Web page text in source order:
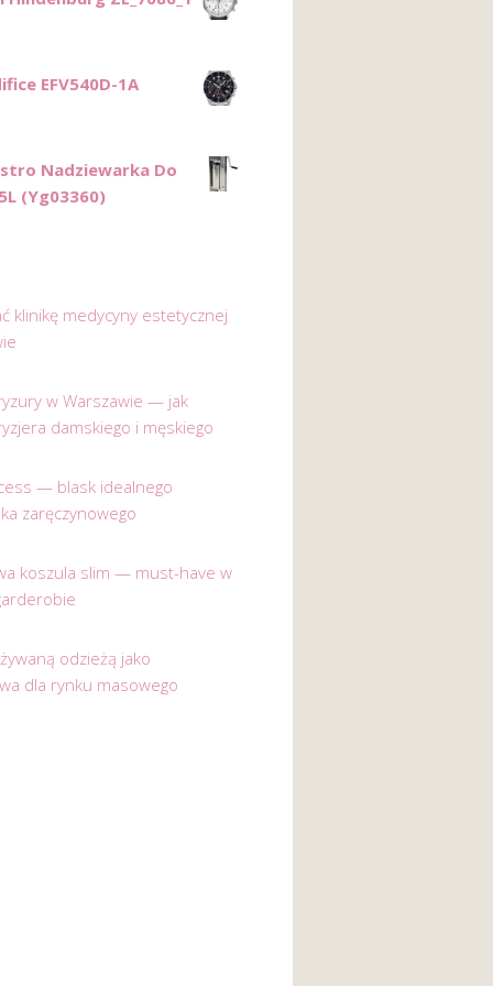
EFV540D-1A
Nadziewarka Do
(Yg03360)
klinikę medycyny estetycznej
w Warszawie — jak
damskiego i męskiego
— blask idealnego
zaręczynowego
koszula slim — must-have w
odzieżą jako
dla rynku masowego